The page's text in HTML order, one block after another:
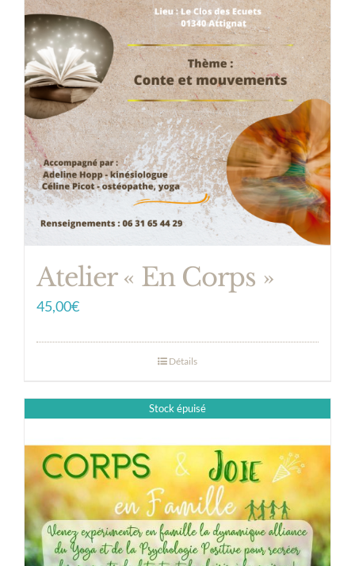
Atelier « En Corps »
45,00€
Détails
Stock épuisé